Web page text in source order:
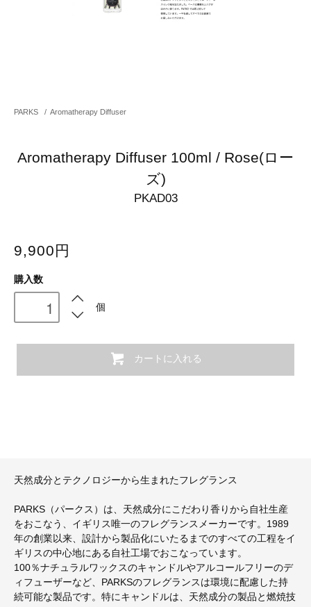
PARKS / Aromatherapy Diffuser
Aromatherapy Diffuser 100ml / Rose(ロー
ズ)
PKAD03
9,900円
購入数
個
カートに入れる
天然成分とテクノロジーから生まれたフレグランス
PARKS（パークス）は、天然成分にこだわり香りから自社生産
をおこなう、イギリス唯一のフレグランスメーカーです。1989
年の創業以来、設計から製品化にいたるまでのすべての工程をイ
ギリスの中心地にある自社工場でおこなっています。
100％ナチュラルワックスのキャンドルやアルコールフリーのデ
ィフューザーなど、PARKSのフレグランスは環境に配慮した持
続可能な製品です。特にキャンドルは、天然成分の製品と燃焼技